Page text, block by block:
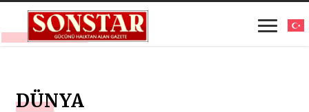
DÜNYA